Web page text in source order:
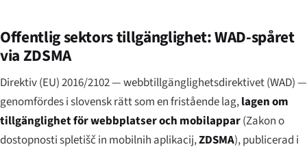
Offentlig sektors tillgänglighet: WAD-spåret
via ZDSMA
Direktiv (EU) 2016/2102 — webbtillgänglighetsdirektivet (WAD) —
genomfördes i slovensk rätt som en fristående lag,lagen om
tillgänglighet för webbplatser och mobilappar(Zakon o
dostopnosti spletišč in mobilnih aplikacij,ZDSMA), publicerad i